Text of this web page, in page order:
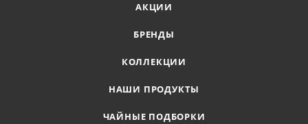
АКЦИИ
БРЕНДЫ
КОЛЛЕКЦИИ
НАШИ ПРОДУКТЫ
ЧАЙНЫЕ ПОДБОРКИ